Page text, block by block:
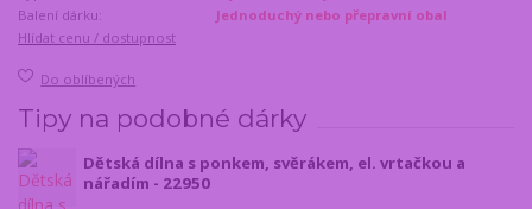
Balení dárku:
Jednoduchý nebo přepravní obal
Hlídat cenu / dostupnost
Do oblíbených
Tipy na podobné dárky
Dětská dílna s ponkem, svěrákem, el. vrtačkou a
nářadím - 22950